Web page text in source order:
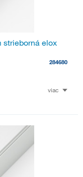
strieborná elox
284680
viac